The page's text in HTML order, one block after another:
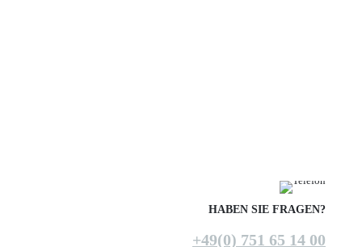
HABEN SIE FRAGEN?
+49(0) 751 65 14 00